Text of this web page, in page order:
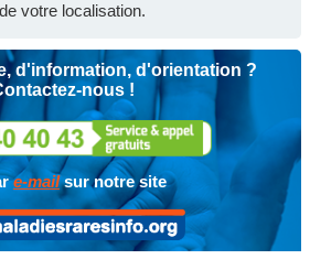
votre localisation.
d'information, d'orientation ?
nous !
e-mailsur notre site